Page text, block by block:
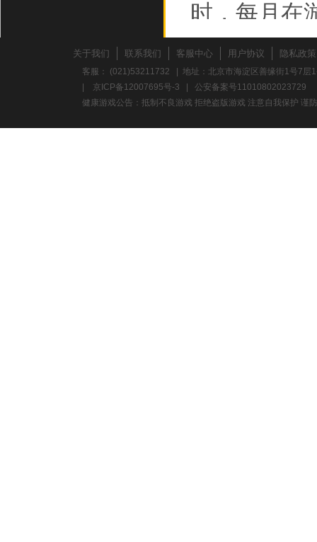
时，每月在
3.不要将
折时，应多
力。
养成积极
关于我们 联系我们 客服中心 用户协议 隐私政策
客服： (021)53211732 | 地址：北京市海淀区善缘街1号7
京ICP备12007695号-3
公安备案号11010802023729
健康游戏公告：抵制不良游戏 拒绝盗版游戏 注意自我保护 谨